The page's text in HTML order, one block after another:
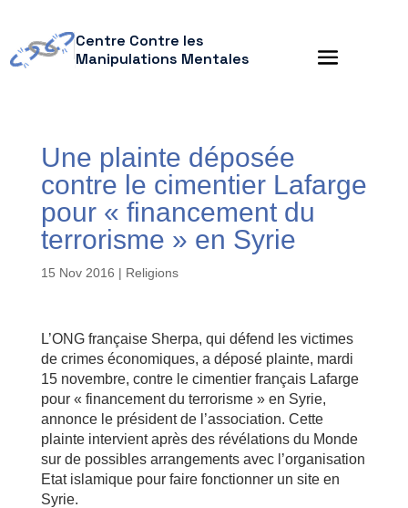
Centre Contre les
Manipulations Mentales
Une plainte déposée
contre le cimentier Lafarge
pour « financement du
terrorisme » en Syrie
15 Nov 2016 | Religions
L’ONG française Sherpa, qui défend les victimes
de crimes économiques, a déposé plainte, mardi
15 novembre, contre le cimentier français Lafarge
pour « financement du terrorisme » en Syrie,
annonce le président de l’association. Cette
plainte intervient après des révélations du Monde
sur de possibles arrangements avec l’organisation
Etat islamique pour faire fonctionner un site en
Syrie.